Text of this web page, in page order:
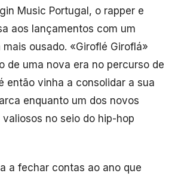
Music Portugal, o rapper e
aos lançamentos com um
ousado. «Giroflé Giroflá»
de uma nova era no percurso de
então vinha a consolidar a sua
enquanto um dos novos
no seio do hip-hop
a fechar contas ao ano que